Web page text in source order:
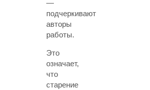
—
подчеркивают
авторы
работы.
Это
означает,
что
старение